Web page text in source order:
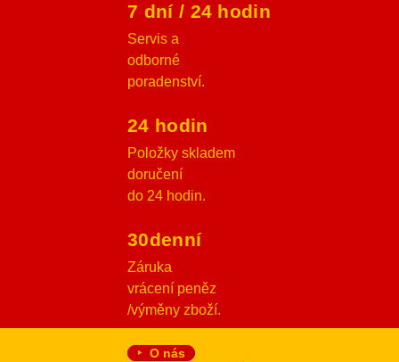
7 dní / 24 hodin
Servis a
odborné
poradenství.
24 hodin
Položky skladem
doručení
do 24 hodin.
30denní
Záruka
vrácení peněz
/výměny zboží.
O nás